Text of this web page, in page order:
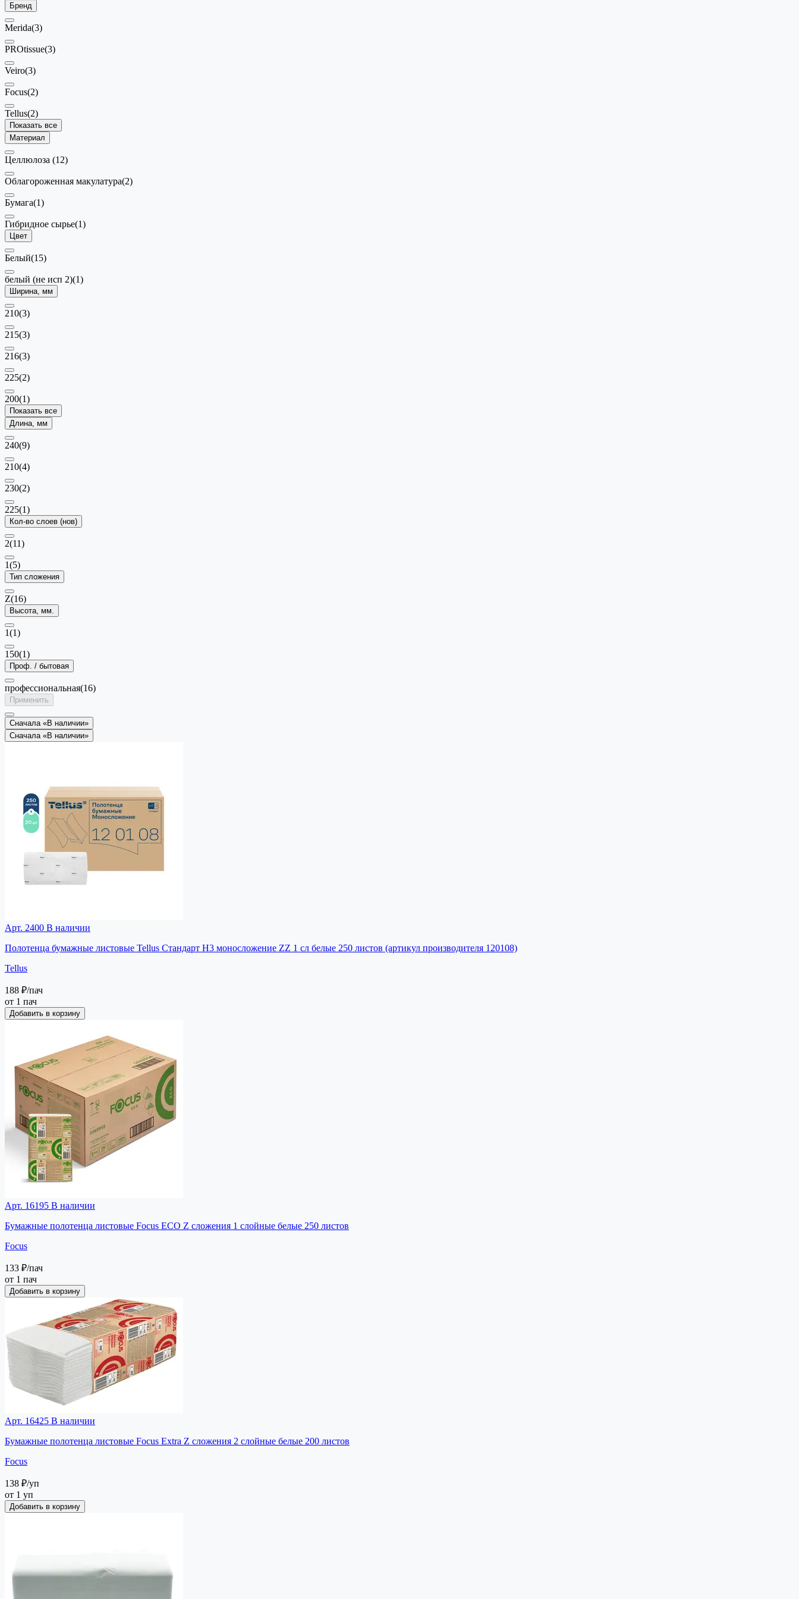
Бренд
Merida(3)
PROtissue(3)
Veiro(3)
Focus(2)
Tellus(2)
Показать все
Материал
Целлюлоза (12)
Облагороженная макулатура(2)
Бумага(1)
Гибридное сырье(1)
Цвет
Белый(15)
белый (не исп 2)(1)
Ширина, мм
210(3)
215(3)
216(3)
225(2)
200(1)
Показать все
Длина, мм
240(9)
210(4)
230(2)
225(1)
Кол-во слоев (нов)
2(11)
1(5)
Тип сложения
Z(16)
Высота, мм.
1(1)
150(1)
Проф. / бытовая
профессиональная(16)
Применить
Сначала «В наличии»
Сначала «В наличии»
Арт. 2400 В наличии
Полотенца бумажные листовые Tellus Стандарт H3 моносложение ZZ 1 сл белые 250 листов (артикул производителя 120108)
Tellus
188 ₽/пач
от 1 пач
Добавить в корзину
Арт. 16195 В наличии
Бумажные полотенца листовые Focus ECO Z сложения 1 слойные белые 250 листов
Focus
133 ₽/пач
от 1 пач
Добавить в корзину
Арт. 16425 В наличии
Бумажные полотенца листовые Focus Extra Z сложения 2 слойные белые 200 листов
Focus
138 ₽/уп
от 1 уп
Добавить в корзину